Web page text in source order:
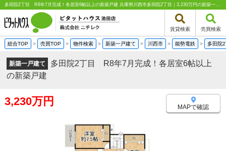
多田院2丁目 R8年7月完成！各居室6帖以上の新築戸建 兵庫県川西市多田院2丁目｜3,230万円の新築一戸建て｜分譲住宅や新築物件｜ピタットハウス池田店 株式会社ニチレク
賃貸検索 売買検索
総合TOP > 売買TOP > 物件検索 > 新築一戸建て > 川西市 > 能勢電鉄 > 多田院
新築一戸建て
多田院2丁目 R8年7月完成！各居室6帖以上
の新築戸建
3,230万円 MAPで確認